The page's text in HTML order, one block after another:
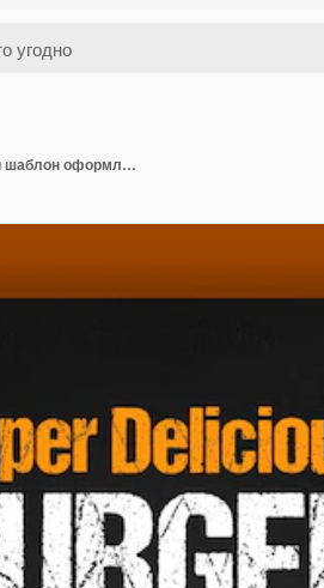
Продвижение вкусного гамбургера в социальных сетях и шаблон оформления поста в Instagram